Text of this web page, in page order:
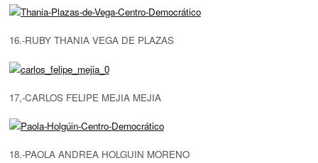
16.-RUBY THANIA VEGA DE PLAZAS
17,-CARLOS FELIPE MEJIA MEJIA
18.-PAOLA ANDREA HOLGUIN MORENO